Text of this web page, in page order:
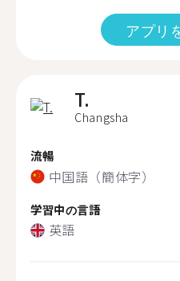
アプリ
T.
Changsha
流暢
中国語（簡体字）
学習中の言語
英語